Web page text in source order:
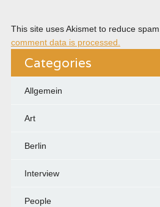
This site uses Akismet to reduce spam.
comment data is processed.
Categories
Allgemein
Art
Berlin
Interview
People